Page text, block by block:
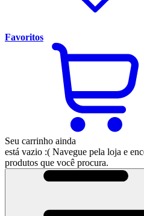
Favoritos
Seu carrinho ainda
está vazio :( Navegue pela loja e
produtos que você procura.